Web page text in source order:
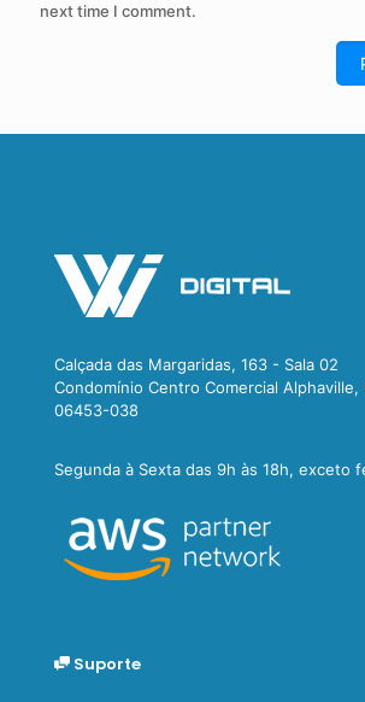
next time I comment.
Calçada das Margaridas, 163 - Sala 02
Condomínio Centro Comercial Alphaville,
06453-038
Segunda à Sexta das 9h às 18h, exceto
Suporte